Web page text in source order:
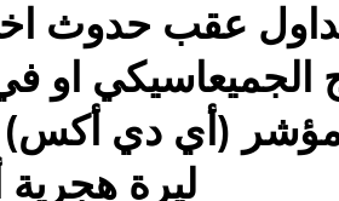
عقب حدوث
الجميعاسيكي او
- مؤشر (أي دي
ليرة هجرية